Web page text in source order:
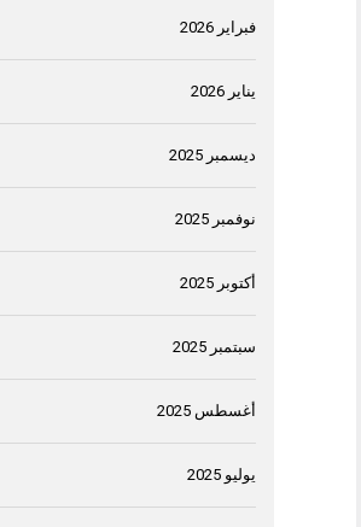
فبراير 2026
يناير 2026
ديسمبر 2025
نوفمبر 2025
أكتوبر 2025
سبتمبر 2025
أغسطس 2025
يوليو 2025